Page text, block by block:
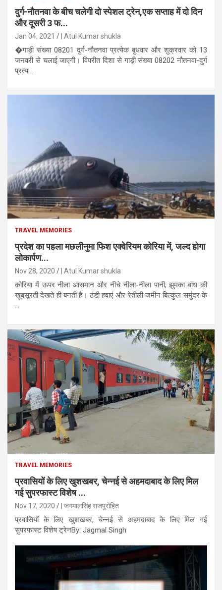
दुर्ग-नौतनवा के बीच चलेगी दो स्पेशल ट्रेन,एक सप्ताह में दो दिन
और दूसरी 3 फ...
Jan 04, 2021 | Atul Kumar shukla
�गाड़ी संख्या 08201 दुर्ग-नौतनवा प्रत्येक बुधवार और शुक्रवार को 13
जनवरी से चलाई जाएगी। विपरीत दिशा से गाड़ी संख्या 08202 नौतनवा-दुर्ग
प्रत्य...
TRAVEL MEMORIES
प्रदेश का पहला मछलीनुमा फिश एक्वेरियम कोरिया में, जल्द होगा
लोकार्पण...
Nov 28, 2020 | Atul Kumar shukla
कोरिया में ऊपर नीला आसमान और नीचे नीला-नीला पानी, झुमका बांध की
खूबसूरती देखते ही बनती है। ठंडी हवाएं और रेतीली जमीन बिल्कुल समुंदर के
...
TRAVEL MEMORIES
प्रवासियों के लिए खुशखबर, चेन्नई से अहमदाबाद के लिए मिल
गई सुपरफास्ट विशेष ...
Nov 17, 2020 | जगमालसिंह राजपुरोहित
प्रवासियों के लिए खुशखबर, चेन्नई से अहमदाबाद के लिए मिल गई
सुपरफास्ट विशेष ट्रेनBy: Jagmal Singh